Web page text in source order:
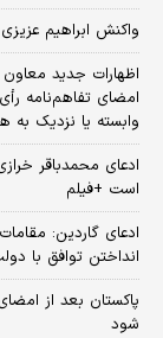
واکنش ابراهیم
امضای تفاهم‌نامه
وابسته یا نزدیک به
ادعای محمدباقر
است +فیلم
ادعای گاردین:
انداختن توافق با
پاکستان بعد از
شود